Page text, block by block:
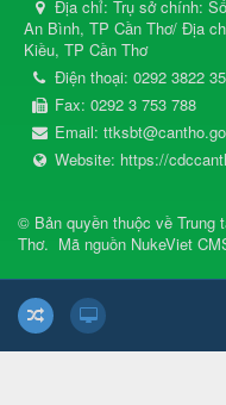
Địa chỉ: Trụ sở chính:
An Bình, TP Cần Thơ/ Địa
Kiều, TP Cần Thơ
Điện thoại: 0292 3822
Fax: 0292 3 753 788
Email:
Website: https://
© Bản quyền thuộc về Trung
Thơ. Mã nguồn NukeViet